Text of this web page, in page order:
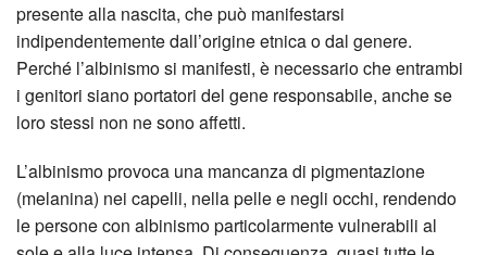
presente alla nascita, che può manifestarsi
indipendentemente dall’origine etnica o dal genere.
Perché l’albinismo si manifesti, è necessario che entrambi
i genitori siano portatori del gene responsabile, anche se
loro stessi non ne sono affetti.
L’albinismo provoca una mancanza di pigmentazione
(melanina) nei capelli, nella pelle e negli occhi, rendendo
le persone con albinismo particolarmente vulnerabili al